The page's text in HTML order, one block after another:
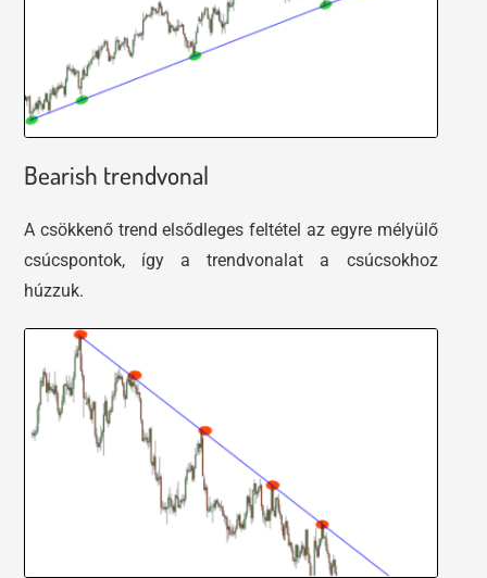
Bearish trendvonal
A csökkenő trend elsődleges feltétel az egyre mélyülő
csúcspontok, így a trendvonalat a csúcsokhoz
húzzuk.